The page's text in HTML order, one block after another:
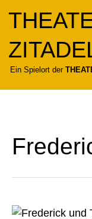
springen
Ein Spielort der
Frederick